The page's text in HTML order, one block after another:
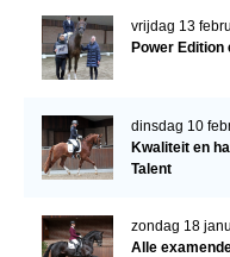
vrijdag 13
Power Edition
dinsdag 10
Kwaliteit en
Talent
zondag 18
Alle